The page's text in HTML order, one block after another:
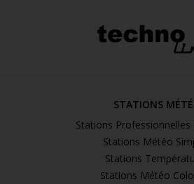
STATIONS
Stations Professionnelles
Stations Météo
Stations
Stations Météo